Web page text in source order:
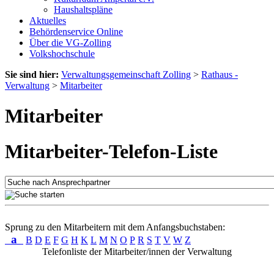
Haushaltspläne
Aktuelles
Behördenservice Online
Über die VG-Zolling
Volkshochschule
Sie sind hier: Verwaltungsgemeinschaft Zolling > Rathaus -
Verwaltung > Mitarbeiter
Mitarbeiter
Mitarbeiter-Telefon-Liste
Sprung zu den Mitarbeitern mit dem Anfangsbuchstaben:
a B D E F G H K L M N O P R S T V W Z
Telefonliste der Mitarbeiter/innen der Verwaltung